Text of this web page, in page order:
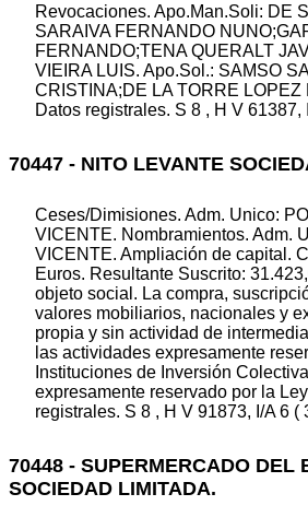
Revocaciones. Apo.Man.Soli: DE
SARAIVA FERNANDO
FERNANDO;TENA QUERALT
VIEIRA LUIS. Apo.Sol.: SAMSO
CRISTINA;DE LA TORRE LOPEZ
Datos registrales. S 8 , H V 61387,
70447 - NITO LEVANTE
Ceses/Dimisiones. Adm. Unico:
VICENTE. Nombramientos. Adm.
VICENTE. Ampliación de capital.
Euros. Resultante Suscrito:
objeto social. La compra,
valores mobiliarios, nacionales y
propia y sin actividad de
las actividades expresamente
Instituciones de Inversión
expresamente reservado por la
registrales. S 8 , H V 91873, I/A 6 (
70448 - SUPERMERCADO DEL
SOCIEDAD LIMITADA.